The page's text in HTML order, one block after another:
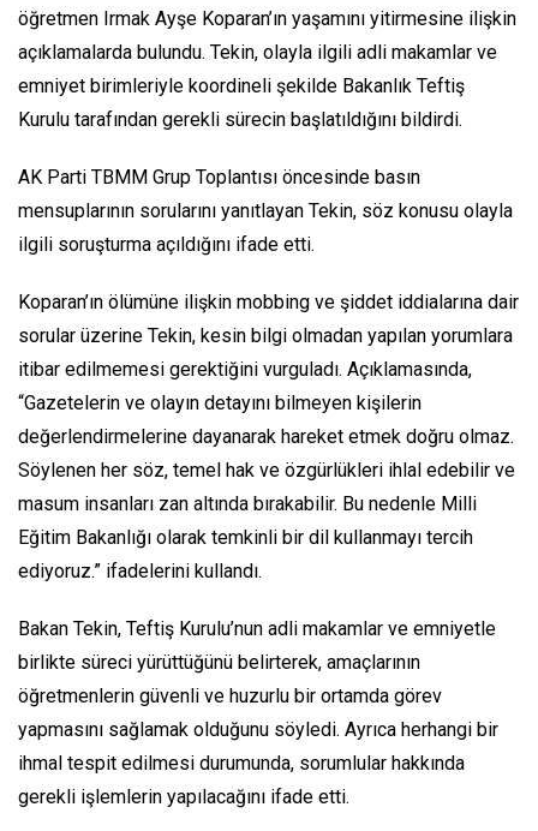
öğretmen Irmak Ayşe Koparan’ın yaşamını yitirmesine ilişkin
açıklamalarda bulundu. Tekin, olayla ilgili adli makamlar ve
emniyet birimleriyle koordineli şekilde Bakanlık Teftiş
Kurulu tarafından gerekli sürecin başlatıldığını bildirdi.
AK Parti TBMM Grup Toplantısı öncesinde basın
mensuplarının sorularını yanıtlayan Tekin, söz konusu olayla
ilgili soruşturma açıldığını ifade etti.
Koparan’ın ölümüne ilişkin mobbing ve şiddet iddialarına dair
sorular üzerine Tekin, kesin bilgi olmadan yapılan yorumlara
itibar edilmemesi gerektiğini vurguladı. Açıklamasında,
“Gazetelerin ve olayın detayını bilmeyen kişilerin
değerlendirmelerine dayanarak hareket etmek doğru olmaz.
Söylenen her söz, temel hak ve özgürlükleri ihlal edebilir ve
masum insanları zan altında bırakabilir. Bu nedenle Milli
Eğitim Bakanlığı olarak temkinli bir dil kullanmayı tercih
ediyoruz.” ifadelerini kullandı.
Bakan Tekin, Teftiş Kurulu’nun adli makamlar ve emniyetle
birlikte süreci yürüttüğünü belirterek, amaçlarının
öğretmenlerin güvenli ve huzurlu bir ortamda görev
yapmasını sağlamak olduğunu söyledi. Ayrıca herhangi bir
ihmal tespit edilmesi durumunda, sorumlular hakkında
gerekli işlemlerin yapılacağını ifade etti.